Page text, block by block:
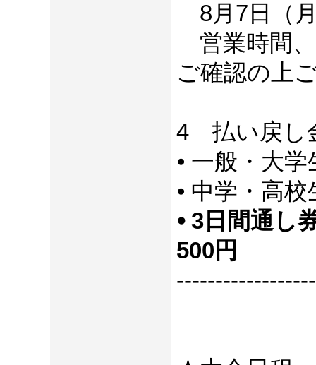
8月7日（
営業時間
ご確認の上
4 払い戻し
⦁ 一般・大
⦁ 中学・高
⦁ 3日間通
500円